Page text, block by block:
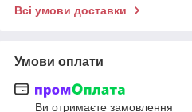
Всі умови доставки
Умови оплати
Ви отримаєте замовлення